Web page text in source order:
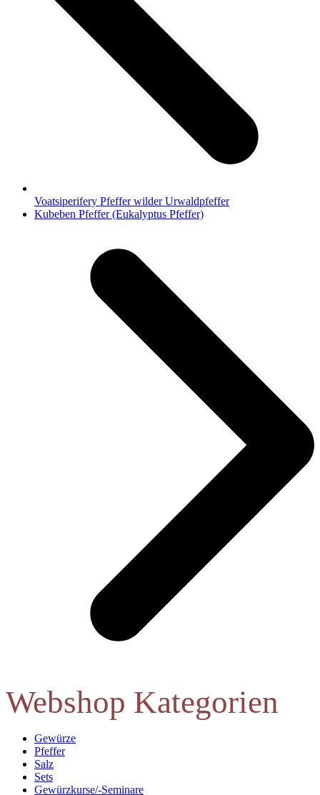
Voatsiperifery Pfeffer wilder Urwaldpfeffer
Nächster
Kubeben Pfeffer (Eukalyptus Pfeffer)
Webshop Kategorien
Gewürze
Pfeffer
Salz
Sets
Gewürzkurse/-Seminare